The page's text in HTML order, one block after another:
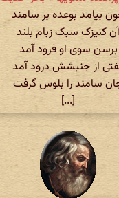
بیامد بوعده بر سامند
آن کنیزک سبک زبام بلند
برسن سوی او فرود آمد
از جنبشش درود آمد
سامند را بلوس گرفت
[...]